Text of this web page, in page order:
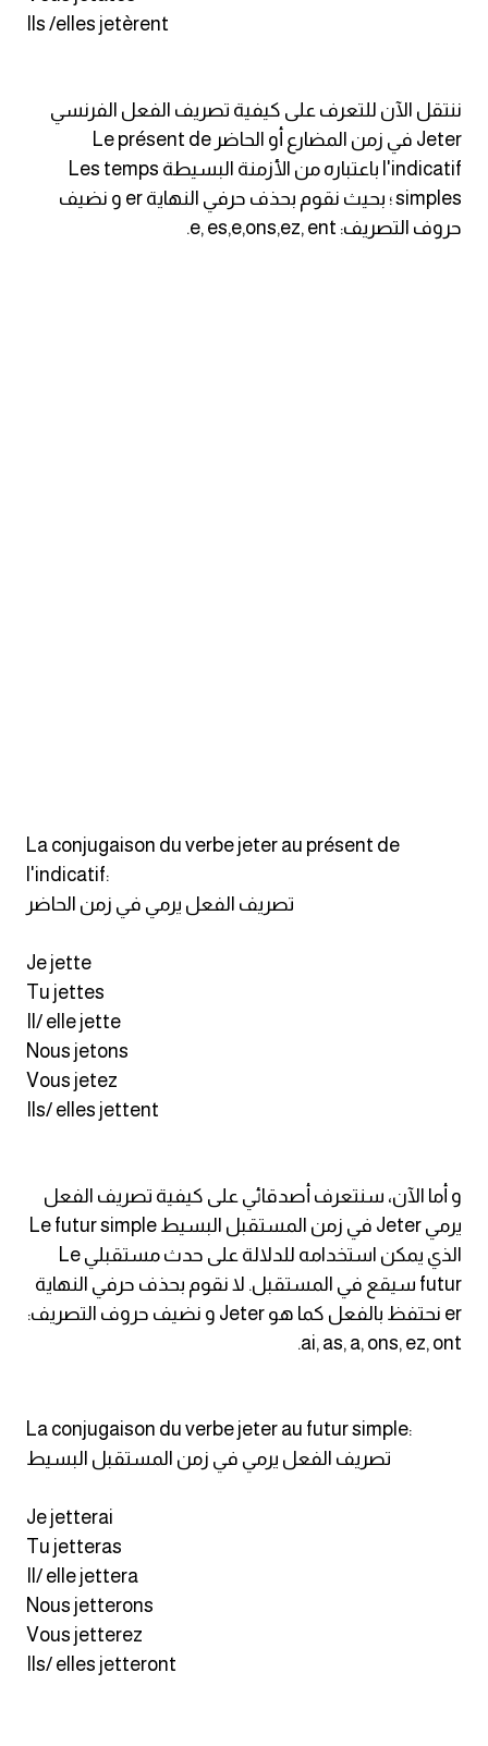
كلمات بحرف h
كلمات بحرف i
كلمات بحرف j
كلمات بحرف u
اغلق النافذة
Ils /elles jetèrent
ننتقل الآن للتعرف على كيفية تصريف الفعل الفرنسي
Jeter في زمن المضارع أو الحاضر Le présent de
l'indicatif باعتباره من الأزمنة البسيطة Les temps
simples ؛ بحيث نقوم بحذف حرفي النهاية er و نضيف
حروف التصريف: e, es,e,ons,ez, ent.
La conjugaison du verbe jeter au présent de
l'indicatif:
تصريف الفعل يرمي في زمن الحاضر
Je jette
Tu jettes
Il/ elle jette
Nous jetons
Vous jetez
Ils/ elles jettent
و أما الآن، سنتعرف أصدقائي على كيفية تصريف الفعل
يرمي Jeter في زمن المستقبل البسيط Le futur simple
الذي يمكن استخدامه للدلالة على حدث مستقبلي Le
futur سيقع في المستقبل. لا نقوم بحذف حرفي النهاية
er نحتفظ بالفعل كما هو Jeter و نضيف حروف التصريف:
ai, as, a, ons, ez, ont.
La conjugaison du verbe jeter au futur simple:
تصريف الفعل يرمي في زمن المستقبل البسيط
Je jetterai
Tu jetteras
Il/ elle jettera
Nous jetterons
Vous jetterez
Ils/ elles jetteront